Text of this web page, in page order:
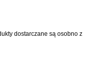
dostarczane są osobno z